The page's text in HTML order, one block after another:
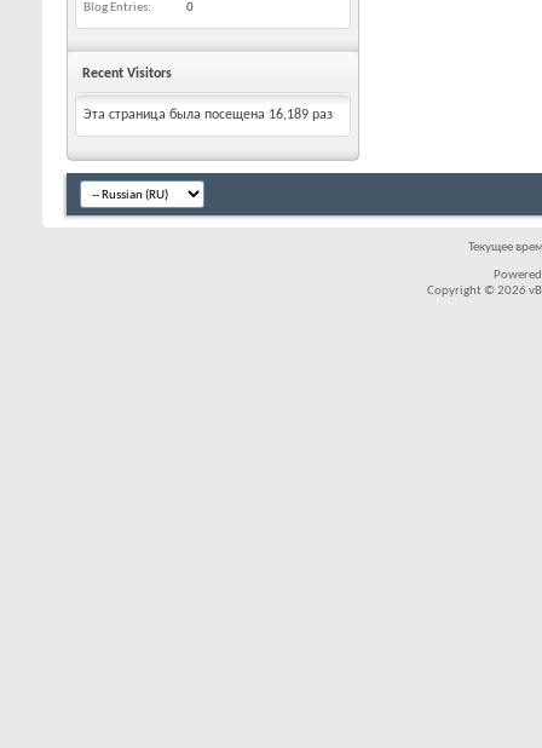
Blog Entries 0
Recent Visitors
Эта страница была посещена 16,189 раз
Текущее
Copyright © 2026